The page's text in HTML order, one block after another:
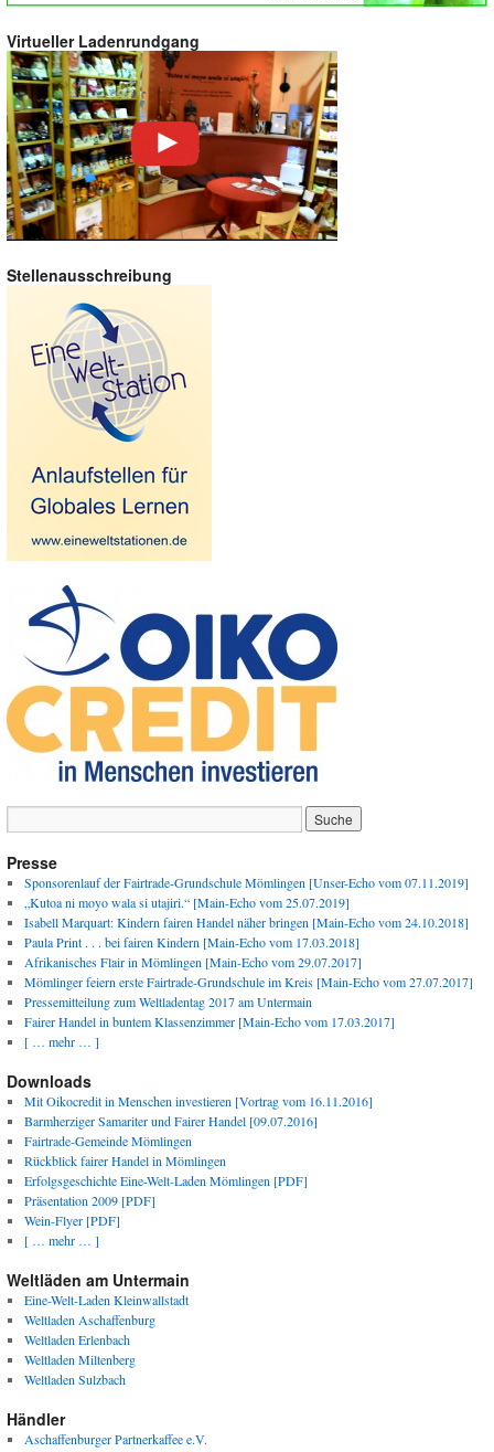
Virtueller Ladenrundgang
Stellenausschreibung
Presse
Sponsorenlauf der Fairtrade-Grundschule Mömlingen [Unser-Echo vom 07.11.2019]
„Kutoa ni moyo wala si utajiri.“ [Main-Echo vom 25.07.2019]
Isabell Marquart: Kindern fairen Handel näher bringen [Main-Echo vom 24.10.2018]
Paula Print . . . bei fairen Kindern [Main-Echo vom 17.03.2018]
Afrikanisches Flair in Mömlingen [Main-Echo vom 29.07.2017]
Mömlinger feiern erste Fairtrade-Grundschule im Kreis [Main-Echo vom 27.07.2017]
Pressemitteilung zum Weltladentag 2017 am Untermain
Fairer Handel in buntem Klassenzimmer [Main-Echo vom 17.03.2017]
[ … mehr … ]
Downloads
Mit Oikocredit in Menschen investieren [Vortrag vom 16.11.2016]
Barmherziger Samariter und Fairer Handel [09.07.2016]
Fairtrade-Gemeinde Mömlingen
Rückblick fairer Handel in Mömlingen
Erfolgsgeschichte Eine-Welt-Laden Mömlingen [PDF]
Präsentation 2009 [PDF]
Wein-Flyer [PDF]
[ … mehr … ]
Weltläden am Untermain
Eine-Welt-Laden Kleinwallstadt
Weltladen Aschaffenburg
Weltladen Erlenbach
Weltladen Miltenberg
Weltladen Sulzbach
Händler
Aschaffenburger Partnerkaffee e.V.